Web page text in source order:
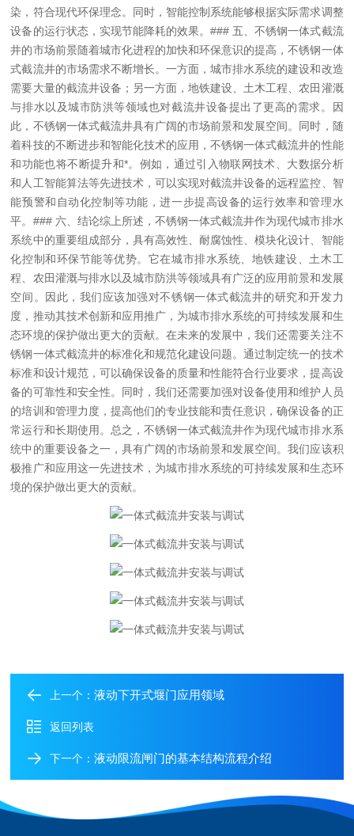
染，符合现代环保理念。同时，智能控制系统能够根据实际需求调整
设备的运行状态，实现节能降耗的效果。### 五、不锈钢一体式截流
井的市场前景随着城市化进程的加快和环保意识的提高，不锈钢一体
式截流井的市场需求不断增长。一方面，城市排水系统的建设和改造
需要大量的截流井设备；另一方面，地铁建设、土木工程、农田灌溉
与排水以及城市防洪等领域也对截流井设备提出了更高的需求。因
此，不锈钢一体式截流井具有广阔的市场前景和发展空间。 同时，随
着科技的不断进步和智能化技术的应用，不锈钢一体式截流井的性能
和功能也将不断提升和*。例如，通过引入物联网技术、大数据分析
和人工智能算法等先进技术，可以实现对截流井设备的远程监控、智
能预警和自动化控制等功能，进一步提高设备的运行效率和管理水
平。 ### 六、结论综上所述，不锈钢一体式截流井作为现代城市排水
系统中的重要组成部分，具有高效性、耐腐蚀性、模块化设计、智能
化控制和环保节能等优势。它在城市排水系统、地铁建设、土木工
程、农田灌溉与排水以及城市防洪等领域具有广泛的应用前景和发展
空间。因此，我们应该加强对不锈钢一体式截流井的研究和开发力
度，推动其技术创新和应用推广，为城市排水系统的可持续发展和生
态环境的保护做出更大的贡献。 在未来的发展中，我们还需要关注不
锈钢一体式截流井的标准化和规范化建设问题。通过制定统一的技术
标准和设计规范，可以确保设备的质量和性能符合行业要求，提高设
备的可靠性和安全性。同时，我们还需要加强对设备使用和维护人员
的培训和管理力度，提高他们的专业技能和责任意识，确保设备的正
常运行和长期使用。 总之，不锈钢一体式截流井作为现代城市排水系
统中的重要设备之一，具有广阔的市场前景和发展空间。我们应该积
极推广和应用这一先进技术，为城市排水系统的可持续发展和生态环
境的保护做出更大的贡献。
上一个：液动下开式堰门应用领域
返回列表
下一个：液动限流闸门的基本结构流程介绍